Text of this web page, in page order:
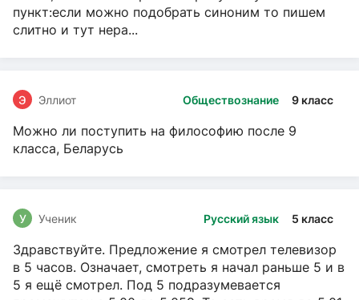
пункт:если можно подобрать синоним то пишем
слитно и тут нера...
Обществознание 9 класс
Э Эллиот
Можно ли поступить на философию после 9
класса, Беларусь
Русский язык 5 класс
У Ученик
Здравствуйте. Предложение я смотрел телевизор
в 5 часов. Означает, смотреть я начал раньше 5 и в
5 я ещё смотрел. Под 5 подразумевается